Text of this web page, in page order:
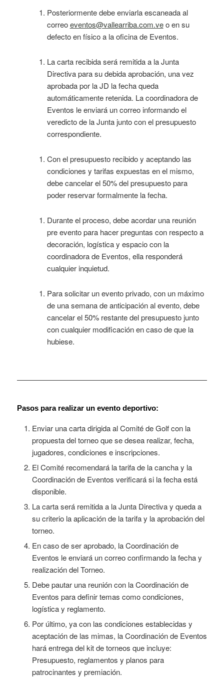
Posteriormente debe enviarla escaneada al
correoeventos@vallearriba.com.veo en su
defecto en físico a la oficina de Eventos.
La carta recibida será remitida a la Junta
Directiva para su debida aprobación, una vez
aprobada por la JD la fecha queda
automáticamente retenida. La coordinadora de
Eventos le enviará un correo informando el
veredicto de la Junta junto con el presupuesto
correspondiente.
Con el presupuesto recibido y aceptando las
condiciones y tarifas expuestas en el mismo,
debe cancelar el 50% del presupuesto para
poder reservar formalmente la fecha.
Durante el proceso, debe acordar una reunión
pre evento para hacer preguntas con respecto a
decoración, logística y espacio con la
coordinadora de Eventos, ella responderá
cualquier inquietud.
Para solicitar un evento privado, con un máximo
de una semana de anticipación al evento, debe
cancelar el 50% restante del presupuesto junto
con cualquier modificación en caso de que la
hubiese.
Pasos para realizar un evento deportivo:
Enviar una carta dirigida al Comité de Golf con la
propuesta del torneo que se desea realizar, fecha,
jugadores, condiciones e inscripciones.
El Comité recomendará la tarifa de la cancha y la
Coordinación de Eventos verificará si la fecha está
disponible.
La carta será remitida a la Junta Directiva y queda a
su criterio la aplicación de la tarifa y la aprobación del
torneo.
En caso de ser aprobado, la Coordinación de
Eventos le enviará un correo confirmando la fecha y
realización del Torneo.
Debe pautar una reunión con la Coordinación de
Eventos para definir temas como condiciones,
logística y reglamento.
Por último, ya con las condiciones establecidas y
aceptación de las mimas, la Coordinación de Eventos
hará entrega del kit de torneos que incluye:
Presupuesto, reglamentos y planos para
patrocinantes y premiación.